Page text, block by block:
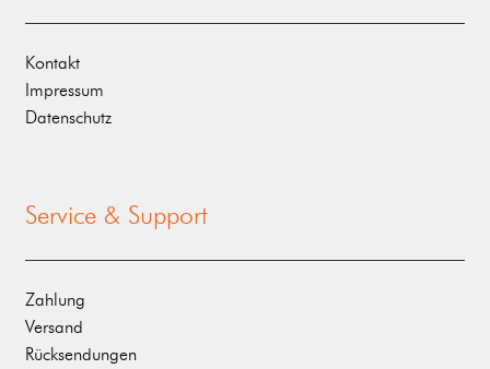
Kontakt
Impressum
Datenschutz
Service & Support
Zahlung
Versand
Rücksendungen